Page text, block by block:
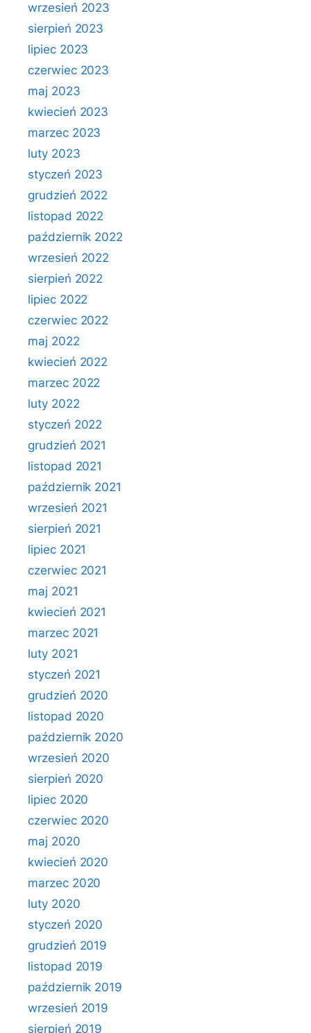
wrzesień 2023
sierpień 2023
lipiec 2023
czerwiec 2023
maj 2023
kwiecień 2023
marzec 2023
luty 2023
styczeń 2023
grudzień 2022
listopad 2022
październik 2022
wrzesień 2022
sierpień 2022
lipiec 2022
czerwiec 2022
maj 2022
kwiecień 2022
marzec 2022
luty 2022
styczeń 2022
grudzień 2021
listopad 2021
październik 2021
wrzesień 2021
sierpień 2021
lipiec 2021
czerwiec 2021
maj 2021
kwiecień 2021
marzec 2021
luty 2021
styczeń 2021
grudzień 2020
listopad 2020
październik 2020
wrzesień 2020
sierpień 2020
lipiec 2020
czerwiec 2020
maj 2020
kwiecień 2020
marzec 2020
luty 2020
styczeń 2020
grudzień 2019
listopad 2019
październik 2019
wrzesień 2019
sierpień 2019